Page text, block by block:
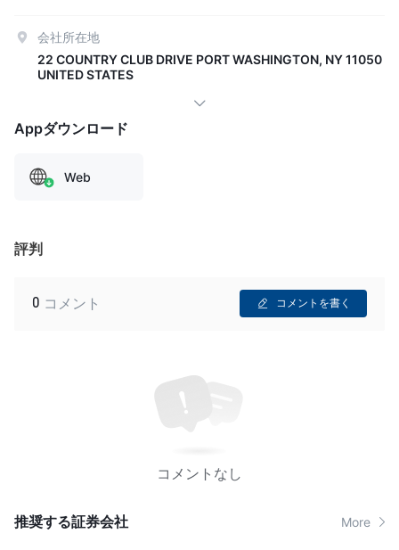
会社所在地
22 COUNTRY CLUB DRIVE PORT WASHINGTON, NY 11050
UNITED STATES
Appダウンロード
Web
評判
0 コメント コメントを書く
コメントなし
推奨する証券会社 More